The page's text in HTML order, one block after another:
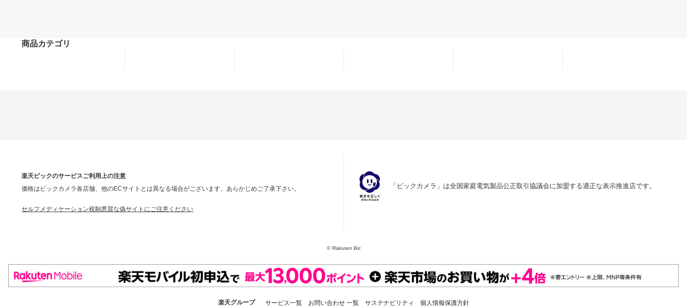
商品カテゴリ
楽天ビックのサービスご利用上の注意
価格はビックカメラ各店舗、他のECサイトとは異なる場合がございます。あらかじめご了承下さい。
セルフメディケーション税制悪質な偽サイトにご注意ください
「ビックカメラ」は全国家庭電気製品公正取引協議会に加盟する適正な表示推進店です。
©Rakuten Bic
楽天グループ サービス一覧 お問い合わせ 一覧 サステナビリティ 個人情報保護方針